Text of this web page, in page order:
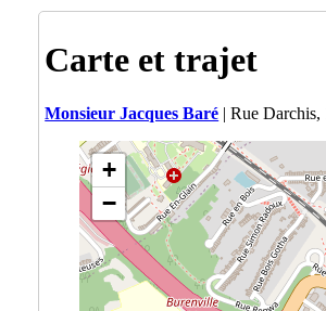
Carte et trajet
Monsieur Jacques Baré | Rue
+
−